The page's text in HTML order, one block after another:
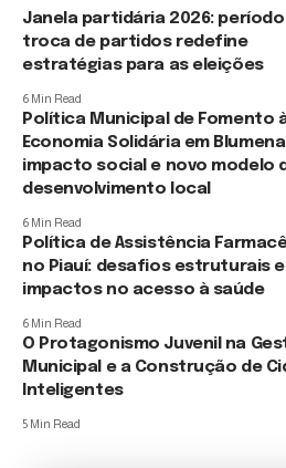
Janela partidária 2026:
troca de partidos redefine
estratégias para as eleições
6 Min Read
Política Municipal de Fomento
Economia Solidária em
impacto social e novo modelo
desenvolvimento local
6 Min Read
Política de Assistência
no Piauí: desafios estruturais e
impactos no acesso à saúde
6 Min Read
O Protagonismo Juvenil na
Municipal e a Construção de
Inteligentes
5 Min Read